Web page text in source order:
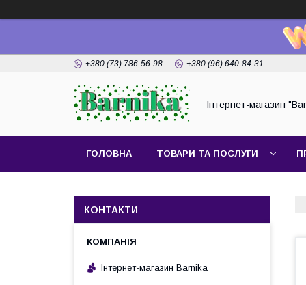
+380 (73) 786-56-98 +380 (96) 640-84-31
Інтернет-магазин
ГОЛОВНА ТОВАРИ ТА ПОСЛУГИ
КОНТАКТИ
Інтернет-магазин Barnika